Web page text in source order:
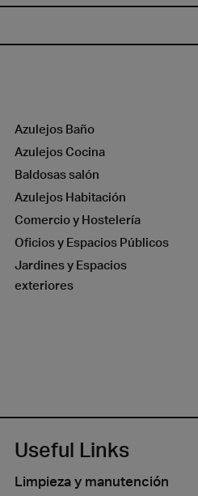
Piedra
Azulejos Baño
Azulejos Cocina
Baldosas salón
Azulejos Habitación
Comercio y Hostelería
Oficios y Espacios Públicos
Jardines y Espacios
exteriores
Useful Links
Limpieza y manutención